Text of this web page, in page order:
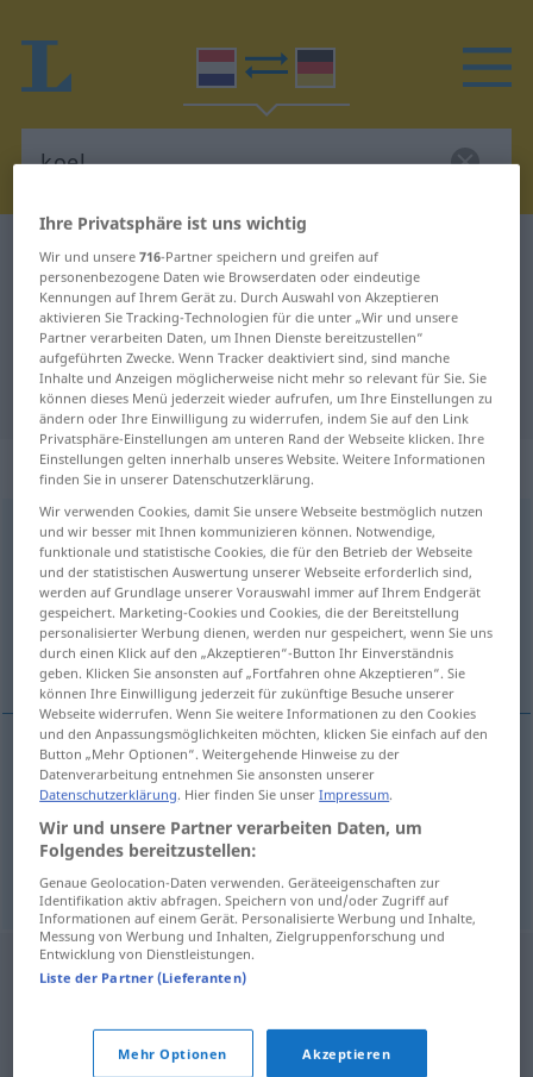
Niederländisch-Deutsch Wörterbuch
Niederländisch-Deutsch
Übersetzung für "koel"
"koel" Deutsch Übersetzung
„koel“
koel [kuˑl]
Übersicht aller Übersetzungen
(Für mehr Details die Übersetzung anklicken/antippen)
kühl, kalt
kühl koela. FIG
kalt koel a. FIG
Ihre Privatsphäre ist uns wichtig
Wir und unsere716-Partner speichern und greifen auf
personenbezogene Daten wie Browserdaten oder eindeutige
Kennungen auf Ihrem Gerät zu. Durch Auswahl von Akzeptieren
aktivieren Sie Tracking-Technologien für die unter „Wir und unsere
Partner verarbeiten Daten, um Ihnen Dienste bereitzustellen“
aufgeführten Zwecke. Wenn Tracker deaktiviert sind, sind manche
Inhalte und Anzeigen möglicherweise nicht mehr so relevant für Sie. Sie
können dieses Menü jederzeit wieder aufrufen, um Ihre Einstellungen zu
ändern oder Ihre Einwilligung zu widerrufen, indem Sie auf den Link
Privatsphäre-Einstellungen am unteren Rand der Webseite klicken. Ihre
Einstellungen gelten innerhalb unseres Website. Weitere Informationen
finden Sie in unserer Datenschutzerklärung.
Wir verwenden Cookies, damit Sie unsere Webseite bestmöglich nutzen
und wir besser mit Ihnen kommunizieren können. Notwendige,
funktionale und statistische Cookies, die für den Betrieb der Webseite
und der statistischen Auswertung unserer Webseite erforderlich sind,
werden auf Grundlage unserer Vorauswahl immer auf Ihrem Endgerät
gespeichert. Marketing-Cookies und Cookies, die der Bereitstellung
personalisierter Werbung dienen, werden nur gespeichert, wenn Sie uns
durch einen Klick auf den „Akzeptieren“-Button Ihr Einverständnis
geben. Klicken Sie ansonsten auf „Fortfahren ohne Akzeptieren“. Sie
können Ihre Einwilligung jederzeit für zukünftige Besuche unserer
Webseite widerrufen. Wenn Sie weitere Informationen zu den Cookies
und den Anpassungsmöglichkeiten möchten, klicken Sie einfach auf den
Button „Mehr Optionen“. Weitergehende Hinweise zu der
Datenverarbeitung entnehmen Sie ansonsten unserer
Datenschutzerklärung. Hier finden Sie unserImpressum.
Wir und unsere Partner verarbeiten Daten, um
Folgendes bereitzustellen:
Genaue Geolocation-Daten verwenden. Geräteeigenschaften zur
Identifikation aktiv abfragen. Speichern von und/oder Zugriff auf
Informationen auf einem Gerät. Personalisierte Werbung und Inhalte,
Messung von Werbung und Inhalten, Zielgruppenforschung und
Entwicklung von Dienstleistungen.
Liste der Partner (Lieferanten)
Mehr Optionen Akzeptieren